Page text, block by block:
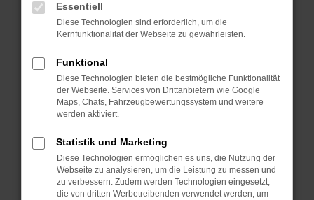
können das Laden bestimmter Seiten
verhindern. Funktioniert die Seite in einem
Fenster?
Starte dein Gerät neu.
Das kann manchmal helfen, vorübergehende
Probleme zu beheben.
Betriebssystem auf dem neuesten Stand
sind.
Veraltete Software birgt nicht nur ein
Sicherheitsrisiko, sondern kann auch dazu
Essentiell
Diese Technologien sind erforderlich, um die
Kernfunktionalität der Webseite zu gewährleisten.
Funktional
Diese Technologien bieten die bestmögliche Funktionalität
der Webseite. Services von Drittanbietern wie Google
Maps, Chats, Fahrzeugbewertungssystem und weitere
werden aktiviert.
Statistik und Marketing
Diese Technologien ermöglichen es uns, die Nutzung der
Webseite zu analysieren, um die Leistung zu messen und
zu verbessern. Zudem werden Technologien eingesetzt,
die von dritten Werbetreibenden verwendet werden, um